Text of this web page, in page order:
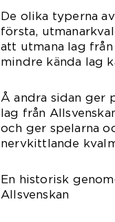
De olika typerna
första,
att utmana lag
mindre kända lag
Å andra sidan ger
lag från
och ger spelarna
nervkittlande
En historisk
Allsvenskan